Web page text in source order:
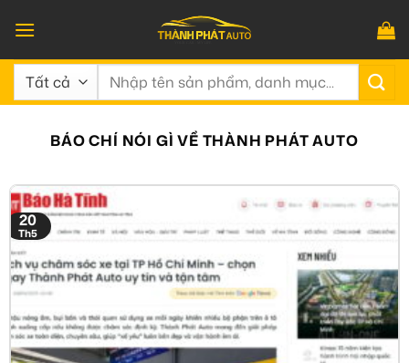
qua
nội
dung
Tìm
BÁO CHÍ NÓI GÌ VỀ THÀNH PHÁT AUTO
20
Th5